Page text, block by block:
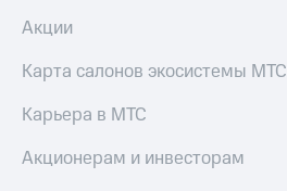
Акции
Карта салонов экосистемы МТС
Карьера в МТС
Акционерам и инвесторам